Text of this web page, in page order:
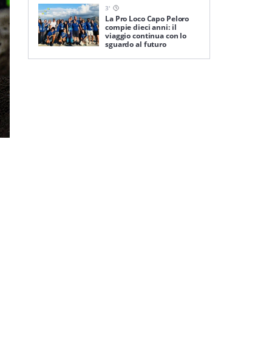
3'
La Pro Loco Capo Peloro
compie dieci anni: il
viaggio continua con lo
sguardo al futuro